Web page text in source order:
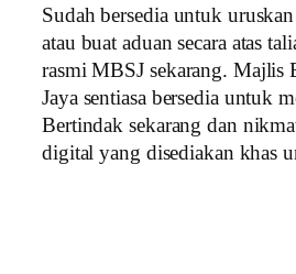
Sudah bersedia untuk
atau buat aduan secara atas
rasmi MBSJ sekarang. Majlis
Jaya sentiasa bersedia untuk
Bertindak sekarang dan
digital yang disediakan khas